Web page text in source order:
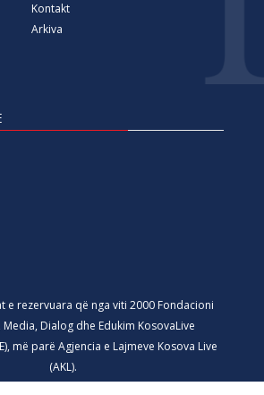
Kontakt
Arkiva
e rezervuara që nga viti 2000 Fondacioni
Dialog dhe Edukim KosovaLive
më parë Agjencia e Lajmeve Kosova Live
(AKL).